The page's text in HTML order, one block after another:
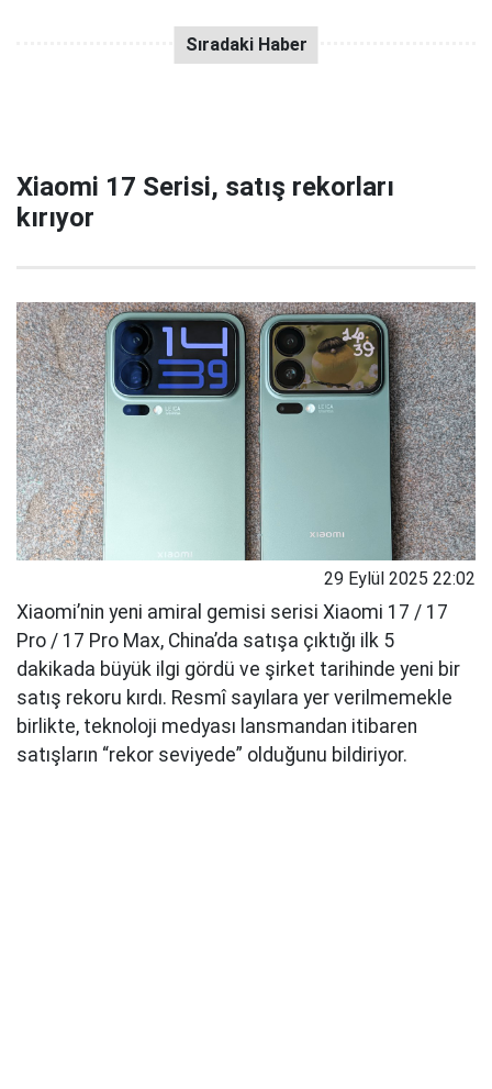
Xiaomi 17 Serisi, satış rekorları
kırıyor
29 Eylül 2025 22:02
Xiaomi’nin yeni amiral gemisi serisi Xiaomi 17 / 17
Pro / 17 Pro Max, China’da satışa çıktığı ilk 5
dakikada büyük ilgi gördü ve şirket tarihinde yeni bir
satış rekoru kırdı. Resmî sayılara yer verilmemekle
birlikte, teknoloji medyası lansmandan itibaren
satışların “rekor seviyede” olduğunu bildiriyor.